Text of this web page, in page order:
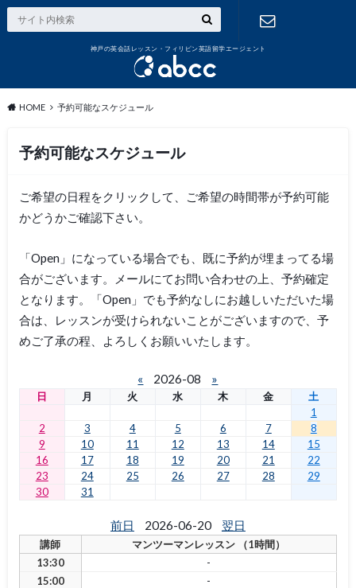
神戸の英会話レッスン・フィリピン英語留学エージェント
HOME 予約可能なスケジュール
予約可能なスケジュール
ご希望の日程をクリックして、ご希望の時間帯が予約可能
かどうかご確認下さい。
「Open」になっている場合でも、既に予約が埋まってる場
合がございます。メールにてお問い合わせの上、予約確定
となります。「Open」でも予約なしにお越しいただいた場
合は、レッスンが受けられないことがございますので、予
めご了承の程、よろしくお願いいたします。
« 2026-08 »
日 月 火 水 木 金
土
1
2
3 4 5 6 7
8
9
10 11 12 13 14
15
16
17 18 19 20 21
22
23
24 25 26 27 28
29
30
31
前日 2026-06-20 翌日
講師
マンツーマンレッスン （1時間）
13:30
-
15:00
-